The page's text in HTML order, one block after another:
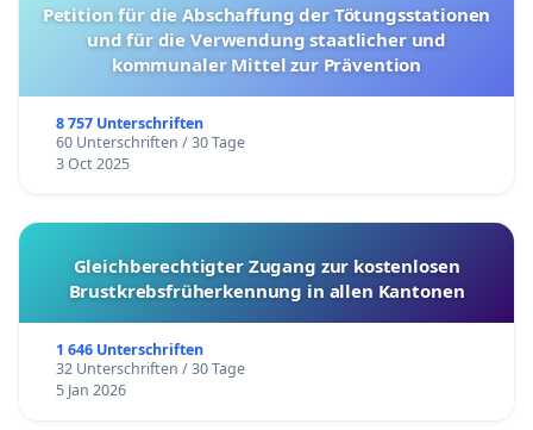
Petition für die Abschaffung der Tötungsstationen
und für die Verwendung staatlicher und
kommunaler Mittel zur Prävention
8 757 Unterschriften
60 Unterschriften / 30 Tage
3 Oct 2025
Gleichberechtigter Zugang zur kostenlosen
Brustkrebsfrüherkennung in allen Kantonen
1 646 Unterschriften
32 Unterschriften / 30 Tage
5 Jan 2026